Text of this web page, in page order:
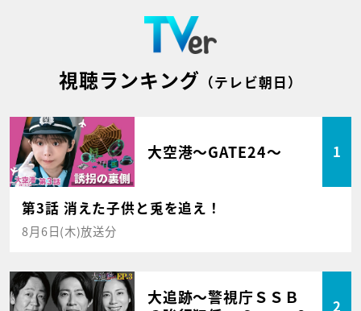
視聴ランキング （テレビ朝日）
大空港～GATE24～ 1
第3話 消えた子供と兎を追え！
8月6日(木)放送分
大追跡～警視庁ＳＳＢ
2